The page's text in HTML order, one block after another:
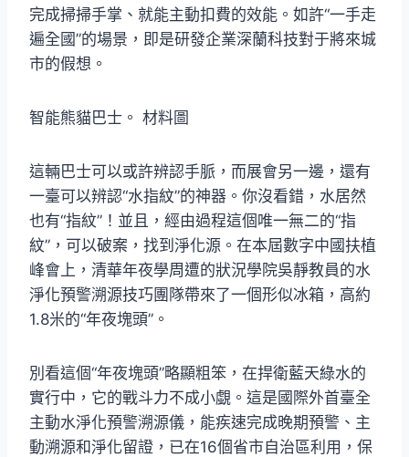
完成掃掃手掌、就能主動扣費的效能。如許“一手走
遍全國”的場景，即是研發企業深蘭科技對于將來城
市的假想。
智能熊貓巴士。 材料圖
這輛巴士可以或許辨認手脈，而展會另一邊，還有
一臺可以辨認“水指紋”的神器。你沒看錯，水居然
也有“指紋”！並且，經由過程這個唯一無二的“指
紋”，可以破案，找到淨化源。在本屆數字中國扶植
峰會上，清華年夜學周遭的狀況學院吳靜教員的水
淨化預警溯源技巧團隊帶來了一個形似冰箱，高約
1.8米的“年夜塊頭”。
別看這個“年夜塊頭”略顯粗笨，在捍衛藍天綠水的
實行中，它的戰斗力不成小覷。這是國際外首臺全
主動水淨化預警溯源儀，能疾速完成晚期預警、主
動溯源和淨化留證，已在16個省市自治區利用，保